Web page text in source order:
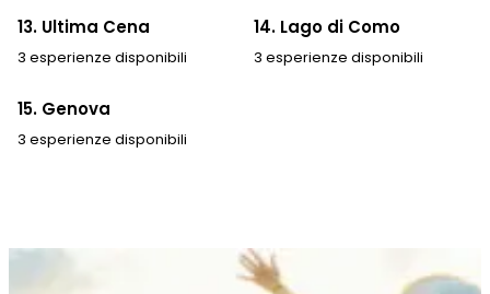
13. Ultima Cena
3 esperienze disponibili
14. Lago di Como
3 esperienze disponibili
15. Genova
3 esperienze disponibili